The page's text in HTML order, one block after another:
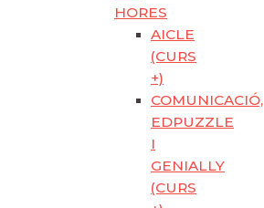
HORES
AICLE
(CURS
+)
COMUNICACIÓ,
EDPUZZLE
I
GENIALLY
(CURS